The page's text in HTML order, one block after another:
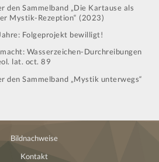
den Sammelband „Die Kartause als
Mystik-Rezeption“ (2023)
Folgeprojekt bewilligt!
Wasserzeichen-Durchreibungen
lat. oct. 89
den Sammelband „Mystik unterwegs“
Bildnachweise
Kontakt